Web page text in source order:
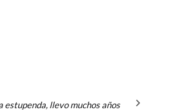
estupenda, llevo muchos años